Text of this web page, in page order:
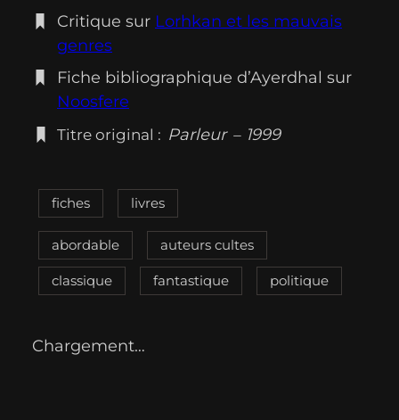
Critique sur Lorhkan et les mauvais
genres
Fiche bibliographique d’Ayerdhal sur
Noosfere
Titre original : Parleur – 1999
fiches livres
abordable auteurs cultes
classique fantastique politique
Chargement…